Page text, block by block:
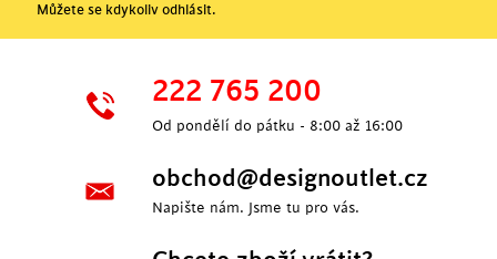
Můžete se kdykoliv odhlásit.
222 765 200
Od pondělí do pátku - 8:00 až 16:00
obchod@designoutlet.cz
Napište nám. Jsme tu pro vás.